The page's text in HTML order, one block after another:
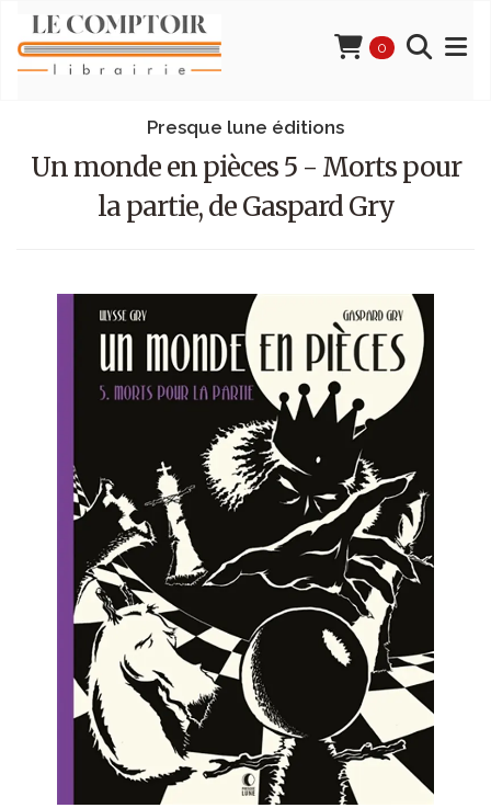
0
Presque lune éditions
Un monde en pièces 5 - Morts pour
la partie, de Gaspard Gry